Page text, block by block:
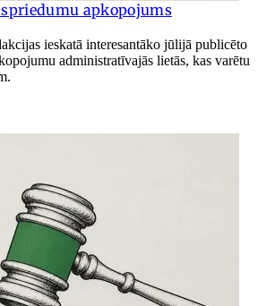
apkopojums
ieskatā interesantāko jūlijā publicēto
administratīvajās lietās, kas varētu